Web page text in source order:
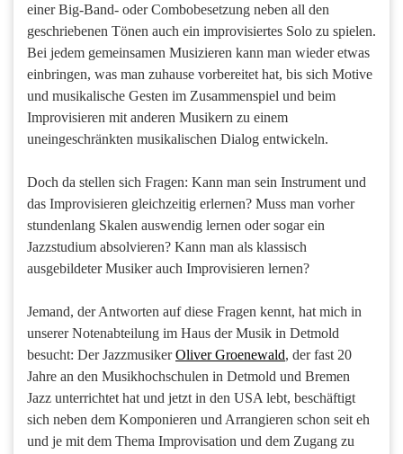
einer Big-Band- oder Combobesetzung neben all den
geschriebenen Tönen auch ein improvisiertes Solo zu spielen.
Bei jedem gemeinsamen Musizieren kann man wieder etwas
einbringen, was man zuhause vorbereitet hat, bis sich Motive
und musikalische Gesten im Zusammenspiel und beim
Improvisieren mit anderen Musikern zu einem
uneingeschränkten musikalischen Dialog entwickeln.
Doch da stellen sich Fragen: Kann man sein Instrument und
das Improvisieren gleichzeitig erlernen? Muss man vorher
stundenlang Skalen auswendig lernen oder sogar ein
Jazzstudium absolvieren? Kann man als klassisch
ausgebildeter Musiker auch Improvisieren lernen?
Jemand, der Antworten auf diese Fragen kennt, hat mich in
unserer Notenabteilung im Haus der Musik in Detmold
besucht: Der JazzmusikerOliver Groenewald, der fast 20
Jahre an den Musikhochschulen in Detmold und Bremen
Jazz unterrichtet hat und jetzt in den USA lebt, beschäftigt
sich neben dem Komponieren und Arrangieren schon seit eh
und je mit dem Thema Improvisation und dem Zugang zu